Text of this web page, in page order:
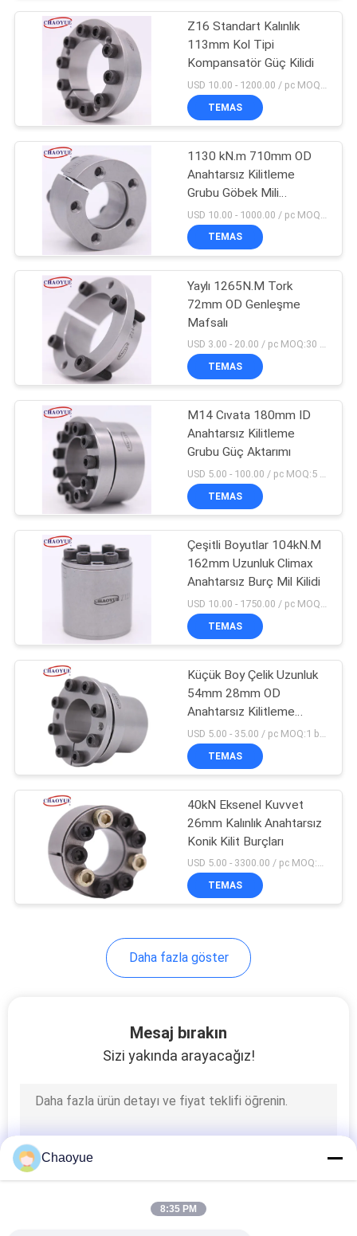
Konveyör Bant Geri
Durdurucu
Mil Bağlama
Elemanları
20
Anahtarsız Kilitleme
Grubu
Elektromanyetik
Debriyaj Fren
10
Tork Sınırlayıcı
Debriyaj
Z16 Standart Kalınlık
113mm Kol Tipi
Kompansatör Güç Kilidi
TEMAS
1130 kN.m 710mm OD
Anahtarsız Kilitleme
Grubu Göbek Mili
Bağlantısı
TEMAS
Yaylı 1265N.M Tork
72mm OD Genleşme
Mafsalı
USD 3.00 - 20.00 / pc MOQ:30 ADET
TEMAS
M14 Cıvata 180mm ID
Anahtarsız Kilitleme
Grubu Güç Aktarımı
USD 5.00 - 100.00 / pc MOQ:5 adet
TEMAS
Çeşitli Boyutlar 104kN.M
162mm Uzunluk Climax
Anahtarsız Burç Mil Kilidi
TEMAS
Küçük Boy Çelik Uzunluk
54mm 28mm OD
Anahtarsız Kilitleme
Grubu
TEMAS
40kN Eksenel Kuvvet
26mm Kalınlık Anahtarsız
Konik Kilit Burçları
USD 5.00 - 3300.00 / pc MOQ:1 bilgisayar
TEMAS
Daha fazla göster
Mesaj bırakın
Sizi yakında arayacağız!
Chaoyue
8:35 PM